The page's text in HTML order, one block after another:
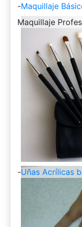
-Maquillaje
-
Maquillaje
-Uñas Acrílicas